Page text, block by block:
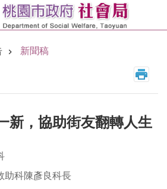
新聞稿
新，協助街友翻轉人生
助科陳彥良科長